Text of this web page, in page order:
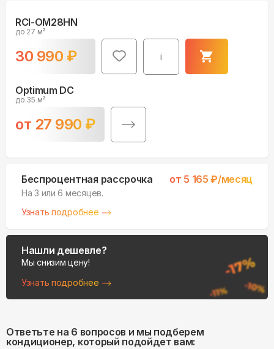
RCI-OM28HN
до 27 м²
30 990 ₽ i
Optimum DC
до 35 м²
от 27 990 ₽
Беспроцентная рассрочка от 5 165 ₽/месяц
На 3 или 6 месяцев.
Узнать подробнее
Нашли дешевле?
Мы снизим цену!
Узнать подробнее
Ответьте на 6 вопросов и мы подберем
кондиционер, который подойдет вам: